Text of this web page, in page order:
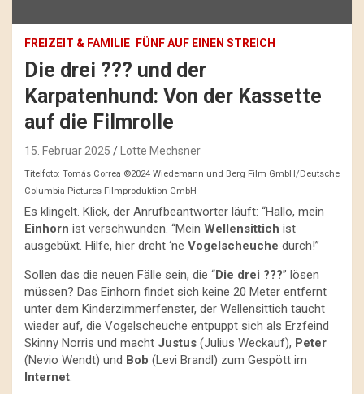
FREIZEIT & FAMILIE FÜNF AUF EINEN STREICH
Die drei ??? und der
Karpatenhund: Von der Kassette
auf die Filmrolle
15. Februar 2025 Lotte Mechsner
Titelfoto: Tomás Correa ©2024 Wiedemann und Berg Film GmbH/Deutsche
Columbia Pictures Filmproduktion GmbH
Es klingelt. Klick, der Anrufbeantworter läuft: “Hallo, mein
Einhorn ist verschwunden. “Mein Wellensittich ist
ausgebüxt. Hilfe, hier dreht ‘ne Vogelscheuche durch!”
Sollen das die neuen Fälle sein, die “Die drei ???” lösen
müssen? Das Einhorn findet sich keine 20 Meter entfernt
unter dem Kinderzimmerfenster, der Wellensittich taucht
wieder auf, die Vogelscheuche entpuppt sich als Erzfeind
Skinny Norris und macht Justus (Julius Weckauf), Peter
(Nevio Wendt) und Bob (Levi Brandl) zum Gespött im
Internet.